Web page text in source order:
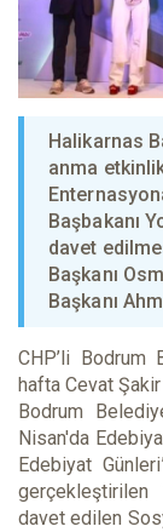
Halikarnas
anma
Başbakanı
davet
Başkanı
Başkanı
CHP’li Bodrum
hafta Cevat
Bodrum
Nisan'da
Edebiyat
gerçekleştirilen
davet edilen